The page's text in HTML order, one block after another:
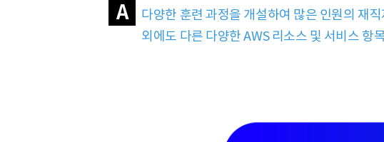
A
다양한 훈련 과정을 개설하여 많은 인원의 재
외에도 다른 다양한 AWS 리소스 및 서비스 항